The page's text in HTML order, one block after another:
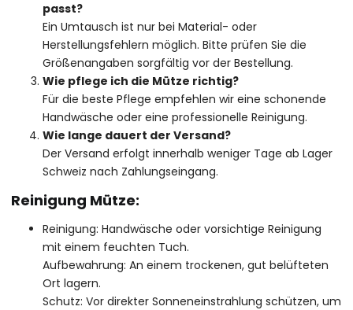
passt?
Ein Umtausch ist nur bei Material- oder
Herstellungsfehlern möglich. Bitte prüfen Sie die
Größenangaben sorgfältig vor der Bestellung.
Wie pflege ich die Mütze richtig?
Für die beste Pflege empfehlen wir eine schonende
Handwäsche oder eine professionelle Reinigung.
Wie lange dauert der Versand?
Der Versand erfolgt innerhalb weniger Tage ab Lager
Schweiz nach Zahlungseingang.
Reinigung Mütze:
Reinigung: Handwäsche oder vorsichtige Reinigung
mit einem feuchten Tuch.
Aufbewahrung: An einem trockenen, gut belüfteten
Ort lagern.
Schutz: Vor direkter Sonneneinstrahlung schützen, um